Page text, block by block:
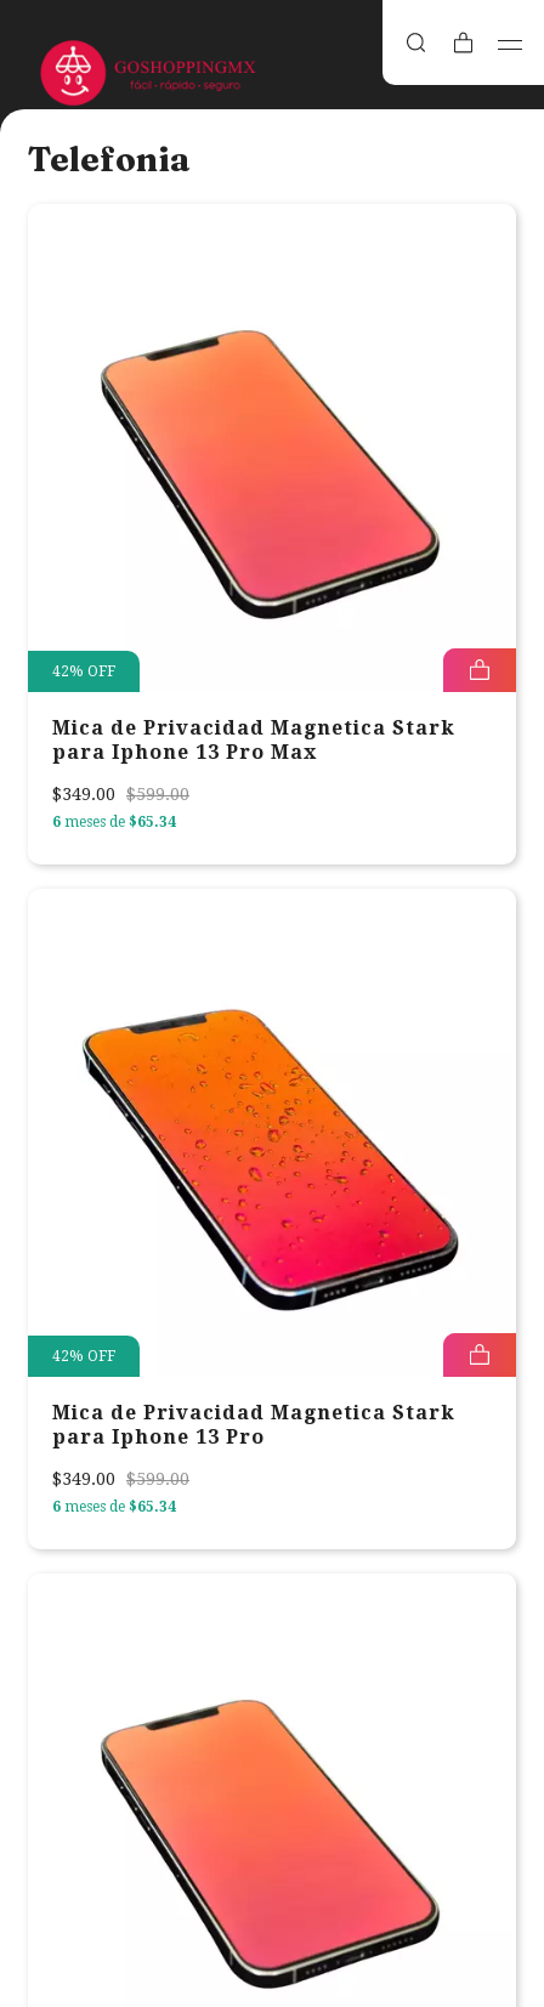
Telefonia
42% OFF
Mica de Privacidad Magnetica Stark
para Iphone 13 Pro Max
$349.00 $599.00
6 meses de $65.34
42% OFF
Mica de Privacidad Magnetica Stark
para Iphone 13 Pro
$349.00 $599.00
6 meses de $65.34